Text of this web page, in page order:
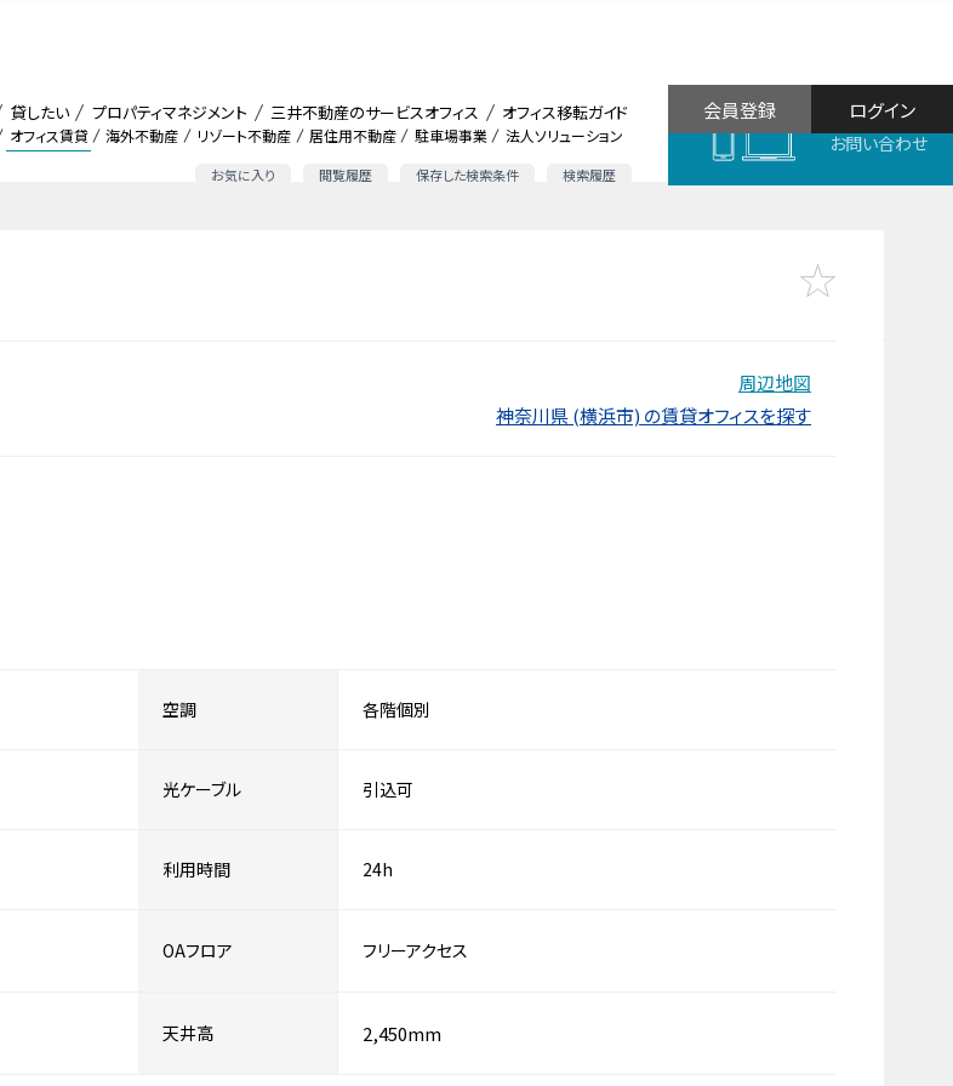
オフィス賃貸 海外不動産 リゾート不動産 居住用不動産 駐車場事業 法人ソリューション
お気に入り 閲覧履歴 保存した検索条件 検索履歴
貸したい プロパティマネジメント 三井不動産のサービスオフィス オフィス移転ガイド
お問い合わせ
ログイン
会員登録
周辺地図
神奈川県 (横浜市) の賃貸オフィスを探す
空調 各階個別
光ケーブル 引込可
利用時間 24h
OAフロア フリーアクセス
天井高 2,450mm